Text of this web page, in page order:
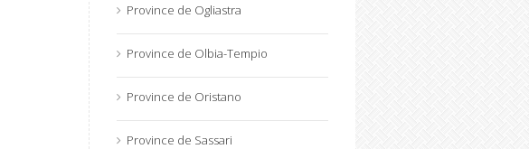
Province de Ogliastra
Province de Olbia-Tempio
Province de Oristano
Province de Sassari